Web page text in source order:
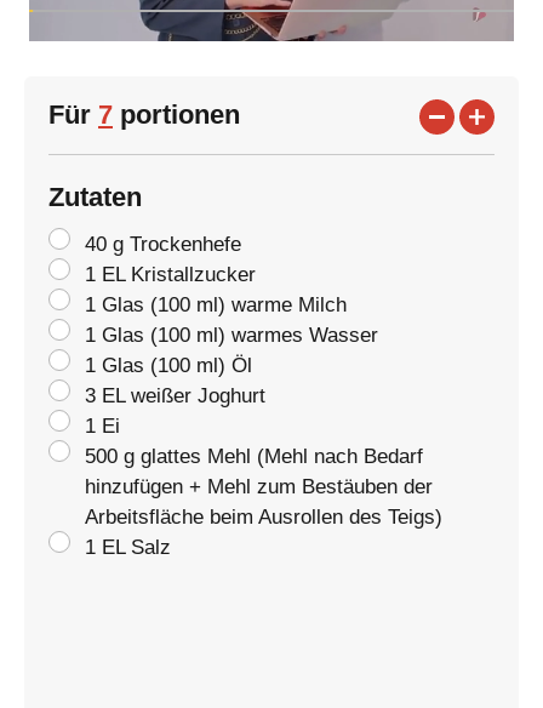
Für 7 portionen
Zutaten
40 g Trockenhefe
1 EL Kristallzucker
1 Glas (100 ml) warme Milch
1 Glas (100 ml) warmes Wasser
1 Glas (100 ml) Öl
3 EL weißer Joghurt
1 Ei
500 g glattes Mehl (Mehl nach Bedarf
hinzufügen + Mehl zum Bestäuben der
Arbeitsfläche beim Ausrollen des Teigs)
1 EL Salz